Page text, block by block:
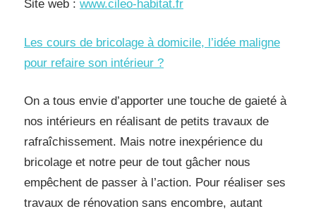
Site web : www.cileo-habitat.fr
Les cours de bricolage à domicile, l’idée maligne
pour refaire son intérieur ?
On a tous envie d’apporter une touche de gaieté à
nos intérieurs en réalisant de petits travaux de
rafraîchissement. Mais notre inexpérience du
bricolage et notre peur de tout gâcher nous
empêchent de passer à l’action. Pour réaliser ses
travaux de rénovation sans encombre, autant